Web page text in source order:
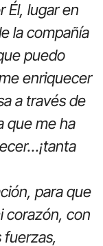
Él, lugar en
la compañía
puedo
enriquecer
a través de
que me ha
para que
corazón, con
fuerzas,